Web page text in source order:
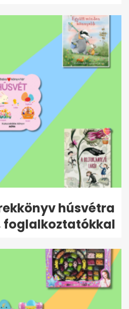
húsvétra
foglalkoztatókkal